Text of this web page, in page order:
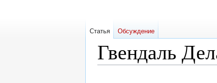
Гвендаль
Статья Обсуждение